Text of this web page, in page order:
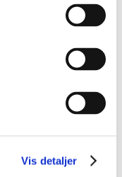
Vis detaljer
basal